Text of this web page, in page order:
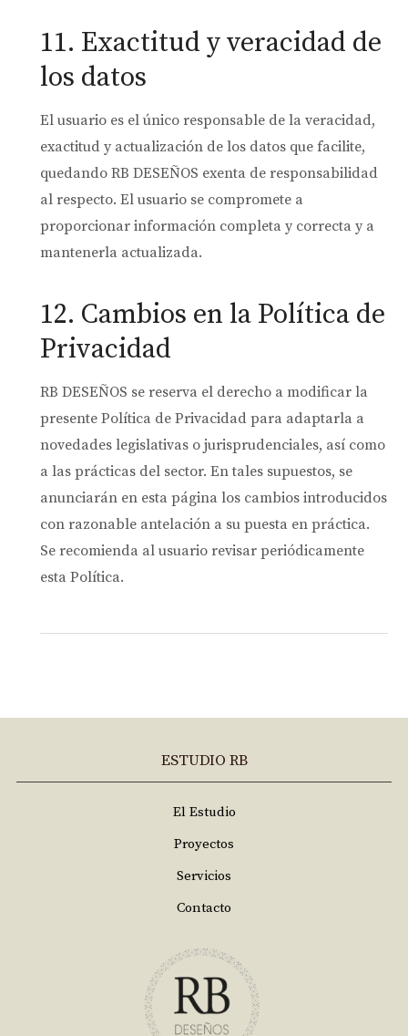
11. Exactitud y veracidad de
los datos
El usuario es el único responsable de la veracidad,
exactitud y actualización de los datos que facilite,
quedando RB DESEÑOS exenta de responsabilidad
al respecto. El usuario se compromete a
proporcionar información completa y correcta y a
mantenerla actualizada.
12. Cambios en la Política de
Privacidad
RB DESEÑOS se reserva el derecho a modificar la
presente Política de Privacidad para adaptarla a
novedades legislativas o jurisprudenciales, así como
a las prácticas del sector. En tales supuestos, se
anunciarán en esta página los cambios introducidos
con razonable antelación a su puesta en práctica.
Se recomienda al usuario revisar periódicamente
esta Política.
ESTUDIO RB
El Estudio
Proyectos
Servicios
Contacto